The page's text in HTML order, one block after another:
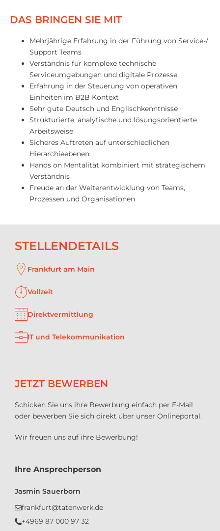
DAS BRINGEN SIE MIT
Mehrjährige Erfahrung in der Führung von Service-/
Support Teams
Verständnis für komplexe technische
Serviceumgebungen und digitale Prozesse
Erfahrung in der Steuerung von operativen
Einheiten im B2B Kontext
Sehr gute Deutsch und Englischkenntnisse
Strukturierte, analytische und lösungsorientierte
Arbeitsweise
Sicheres Auftreten auf unterschiedlichen
Hierarchieebenen
Hands on Mentalität kombiniert mit strategischem
Verständnis
Freude an der Weiterentwicklung von Teams,
Prozessen und Organisationen
STELLENDETAILS
Frankfurt am Main
Vollzeit
Direktvermittlung
IT und Telekommunikation
JETZT BEWERBEN
Schicken Sie uns ihre Bewerbung einfach per E-Mail
oder bewerben Sie sich direkt über unser Onlineportal.
Wir freuen uns auf ihre Bewerbung!
Ihre Ansprechperson
Jasmin Sauerborn
frankfurt@tatenwerk.de
+4969 87 000 97 32